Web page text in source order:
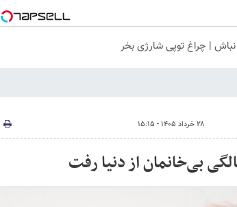
نباش | چراغ توپی شارژی بخر
۲۸ خرداد ۱۴۰۵ - ۱۵:۱۵